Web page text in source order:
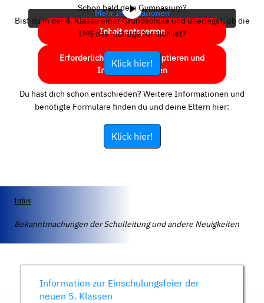
Mehr Informationen
Inhalt entsperren
Erforderlichen Service akzeptieren und
Inhalte entsperren
Schon bald dein Gymnasium?
Bist du in der 4. Klasse einer Grundschule und überlegst, ob die
TMS das Richtige für dich ist?
Klick hier!
Du hast dich schon entschieden? Weitere Informationen und
benötigte Formulare finden du und deine Eltern hier:
Klick hier!
Infos
Bekanntmachungen der Schulleitung und andere Neuigkeiten
Information zur Einschulungsfeier der
neuen 5. Klassen